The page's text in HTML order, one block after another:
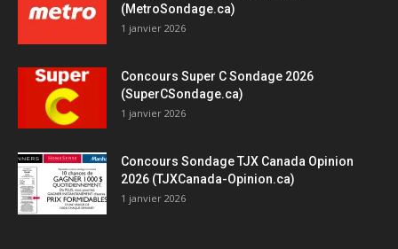
(MetroSondage.ca)
1 janvier 2026
Concours Super C Sondage 2026
(SuperCSondage.ca)
1 janvier 2026
Concours Sondage TJX Canada Opinion
2026 (TJXCanada-Opinion.ca)
1 janvier 2026